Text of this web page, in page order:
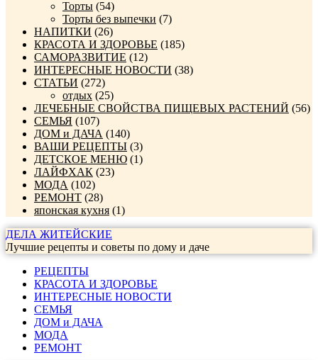
Торты (54)
Торты без выпечки (7)
НАПИТКИ (26)
КРАСОТА И ЗДОРОВЬЕ (185)
САМОРАЗВИТИЕ (12)
ИНТЕРЕСНЫЕ НОВОСТИ (38)
СТАТЬИ (272)
отдых (25)
ЛЕЧЕБНЫЕ СВОЙСТВА ПИЩЕВЫХ РАСТЕНИЙ (56)
СЕМЬЯ (107)
ДОМ и ДАЧА (140)
ВАШИ РЕЦЕПТЫ (3)
ДЕТСКОЕ МЕНЮ (1)
ЛАЙФХАК (23)
МОДА (102)
РЕМОНТ (28)
японская кухня (1)
ДЕЛА ЖИТЕЙСКИЕ
Лучшие рецепты и советы по дому и даче
РЕЦЕПТЫ
КРАСОТА И ЗДОРОВЬЕ
ИНТЕРЕСНЫЕ НОВОСТИ
СЕМЬЯ
ДОМ и ДАЧА
МОДА
РЕМОНТ